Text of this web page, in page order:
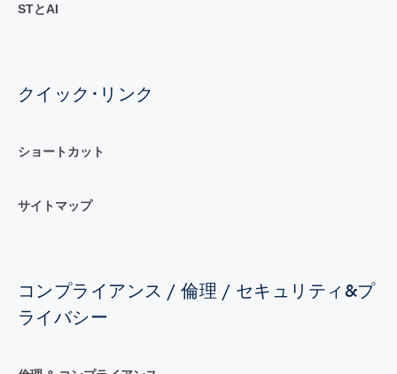
STとAI
クイック･リンク
ショートカット
サイトマップ
コンプライアンス / 倫理 / セキュリティ&プ
ライバシー